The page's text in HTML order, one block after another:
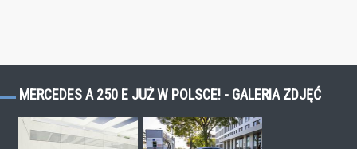
MERCEDES A 250 E JUŻ W POLSCE! - GALERIA ZDJĘĆ